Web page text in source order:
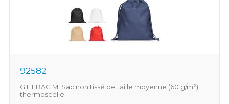
92582
GIFT BAG M. Sac non tissé de taille moyenne (60 g/m²)
thermoscellé